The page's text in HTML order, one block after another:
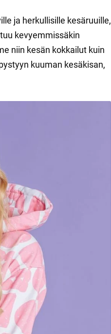
ja herkullisille kesäruuille,
kevyemmissäkin
niin kesän kokkailut kuin
kuuman kesäkisan,